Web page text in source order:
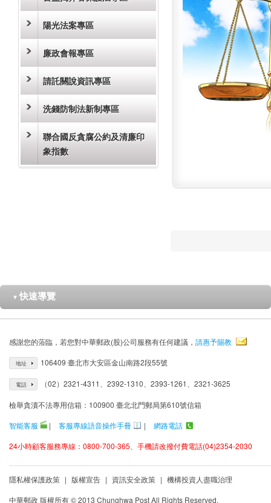
陽光法案專區
廉政會報專區
請託關說資訊專區
洗錢防制法新制專區
聯合國反貪腐公約及清廉印
象指數
▼ 快速導覽
感謝您的蒞臨，若您對中華郵政(股)公司服務有任何建議， 請惠予賜教
地址 106409 臺北市大安區金山南路2段55號
電話 （02）2321-4311、2392-1310、2393-1261、2321-3625
檢舉貪瀆不法專用信箱：100900 臺北北門郵局第610號信箱
智能客服
| 客服專線語音操作手冊 |
網路電話
24小時顧客服務專線：0800-700-365、手機請改撥付費電話(04)2354-2030
隱私權保護政策 | 版權宣告 | 資訊安全政策 | 機構投資人盡職治理
中華郵政 版權所有 © 2013 Chunghwa Post All Rights Reserved.